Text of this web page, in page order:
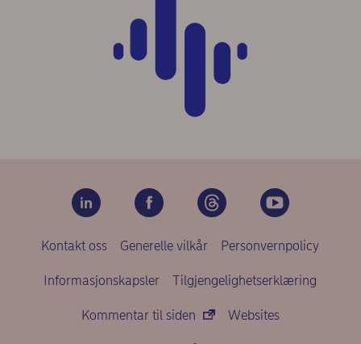
Kontakt oss Generelle vilkår Personvernpolicy
Informasjonskapsler Tilgjengelighetserklæring
Kommentar til siden Websites